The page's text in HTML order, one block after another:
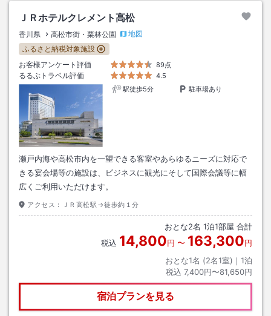
ＪＲホテルクレメント高松
香川県 高松市街・栗林公園
地図
ふるさと納税対象施設
お客様アンケート評価
89点
るるぶトラベル評価
4.5
駅徒歩5分
駐車場あり
瀬戸内海や高松市内を一望できる客室やあらゆるニーズに対応で
きる宴会場等の施設は、ビジネスに観光にそして国際会議等に幅
広くご利用いただけます。
アクセス： ＪＲ高松駅→徒歩約１分
おとな2名 1泊1部屋 合計
税込 14,800円 〜 163,300円
おとな1名 (2名1室)｜ 1泊
税込 7,400円〜81,650円
宿泊プランを見る